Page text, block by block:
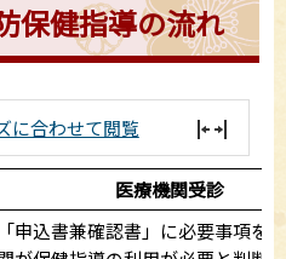
保健指導の流れ
に合わせて閲覧
医療機関受診
申込書兼確認書」に必要事項を